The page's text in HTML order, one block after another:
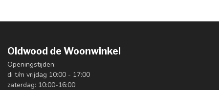
Oldwood de Woonwinkel
Openingstijden:
di t/m vrijdag 10:00 - 17:00
zaterdag: 10:00-16:00